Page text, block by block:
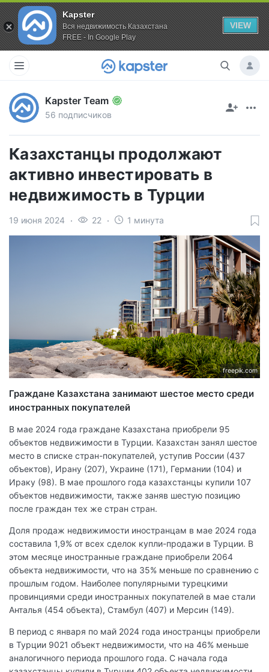
Kapster
Вся недвижимость Казахстана
FREE - In Google Play
VIEW
Kapster Team
56 подписчиков
Казахстанцы продолжают
активно инвестировать в
недвижимость в Турции
19 июня 2024 22 1 минута
freepik.com
Граждане Казахстана занимают шестое место среди
иностранных покупателей
В мае 2024 года граждане Казахстана приобрели 95
объектов недвижимости в Турции. Казахстан занял шестое
место в списке стран-покупателей, уступив России (437
объектов), Ирану (207), Украине (171), Германии (104) и
Ираку (98). В мае прошлого года казахстанцы купили 107
объектов недвижимости, также заняв шестую позицию
после граждан тех же стран стран.
Доля продаж недвижимости иностранцам в мае 2024 года
составила 1,9% от всех сделок купли-продажи в Турции. В
этом месяце иностранные граждане приобрели 2064
объекта недвижимости, что на 35% меньше по сравнению с
прошлым годом. Наиболее популярными турецкими
провинциями среди иностранных покупателей в мае стали
Анталья (454 объекта), Стамбул (407) и Мерсин (149).
В период с января по май 2024 года иностранцы приобрели
в Турции 9021 объект недвижимости, что на 46% меньше
аналогичного периода прошлого года. С начала года